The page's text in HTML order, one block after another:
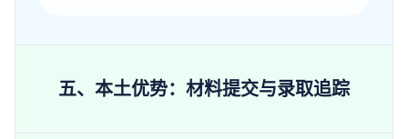
五、本土优势：材料提交与录取追踪